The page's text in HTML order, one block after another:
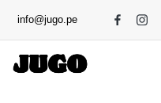
info@jugo.pe